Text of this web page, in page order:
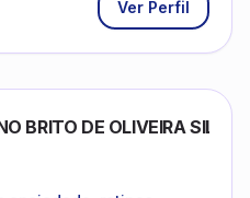
Ver Perfil
BRITO DE OLIVEIRA SILVA